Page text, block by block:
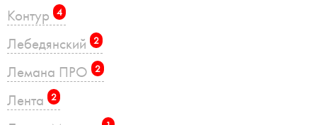
Контур 4
Лебедянский 2
Лемана ПРО 2
Лента 2